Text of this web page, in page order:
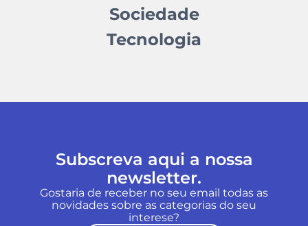
Sociedade
Tecnologia
Subscreva aqui a nossa
newsletter.
Gostaria de receber no seu email todas as
novidades sobre as categorias do seu
interese?